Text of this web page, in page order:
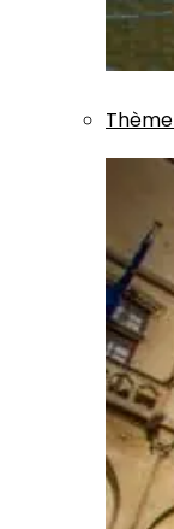
Thème